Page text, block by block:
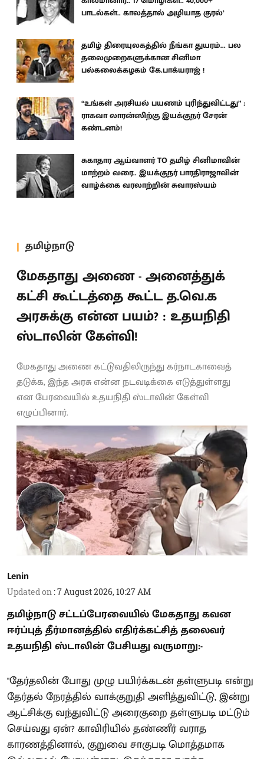
பாடல்கள்.. காலத்தால் அழியாத குரல்’
தமிழ் திரையுலகத்தில் நீங்கா துயரம்... பல
தலைமுறைகளுக்கான சினிமா
பல்கலைக்கழகம் கே.பாக்யராஜ் !
“உங்கள் அரசியல் பயணம் புரிந்துவிட்டது” :
ராகவா லாரன்ஸிற்கு இயக்குநர் சேரன்
கண்டனம்!
சுகாதார ஆய்வாளர் TO தமிழ் சினிமாவின்
மாற்றம் வரை.. இயக்குநர் பாரதிராஜாவின்
வாழ்க்கை வரலாற்றின் சுவாரஸ்யம்
தமிழ்நாடு
மேகதாது அணை - அனைத்துக்
கட்சி கூட்டத்தை கூட்ட த.வெ.க
அரசுக்கு என்ன பயம்? : உதயநிதி
ஸ்டாலின் கேள்வி!
மேகதாது அணை கட்டுவதிலிருந்து கர்நாடகாவைத்
தடுக்க, இந்த அரசு என்ன நடவடிக்கை எடுத்துள்ளது
என பேரவையில் உதயநிதி ஸ்டாலின் கேள்வி
எழுப்பினார்.
Lenin
Updated on :7 August 2026, 10:27 AM
தமிழ்நாடு சட்டப்பேரவையில் மேகதாது கவன
ஈர்ப்புத் தீர்மானத்தில் எதிர்க்கட்சித் தலைவர்
உதயநிதி ஸ்டாலின் பேசியது வருமாறு:-
"தேர்தலின் போது முழு பயிர்க்கடன் தள்ளுபடி என்று
தேர்தல் நேரத்தில் வாக்குறுதி அளித்துவிட்டு, இன்று
ஆட்சிக்கு வந்துவிட்டு அரைகுறை தள்ளுபடி மட்டும்
செய்வது ஏன்? காவிரியில் தண்ணீர் வராத
காரணத்தினால், குறுவை சாகுபடி மொத்தமாக